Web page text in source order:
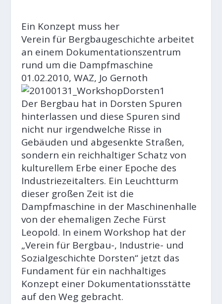
Ein Konzept muss her
Verein für Bergbaugeschichte arbeitet
an einem Dokumentationszentrum
rund um die Dampfmaschine
01.02.2010, WAZ, Jo Gernoth
Der Bergbau hat in Dorsten Spuren
hinterlassen und diese Spuren sind
nicht nur irgendwelche Risse in
Gebäuden und abgesenkte Straßen,
sondern ein reichhaltiger Schatz von
kulturellem Erbe einer Epoche des
Industriezeitalters. Ein Leuchtturm
dieser großen Zeit ist die
Dampfmaschine in der Maschinenhalle
von der ehemaligen Zeche Fürst
Leopold. In einem Workshop hat der
„Verein für Bergbau-, Industrie- und
Sozialgeschichte Dorsten“ jetzt das
Fundament für ein nachhaltiges
Konzept einer Dokumentationsstätte
auf den Weg gebracht.